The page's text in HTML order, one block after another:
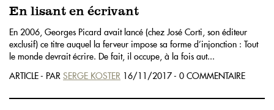
En lisant en écrivant
En 2006, Georges Picard avait lancé (chez José Corti, son éditeur
exclusif) ce titre auquel la ferveur impose sa forme d’injonction : Tout
le monde devrait écrire. De fait, il occupe, à la fois aut...
ARTICLE - PAR SERGE KOSTER 16/11/2017 - 0 COMMENTAIRE